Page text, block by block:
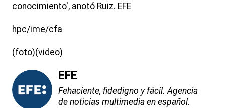
conocimiento', anotó Ruiz. EFE
hpc/ime/cfa
(foto)(video)
EFE
Fehaciente, fidedigno y fácil. Agencia
de noticias multimedia en español.